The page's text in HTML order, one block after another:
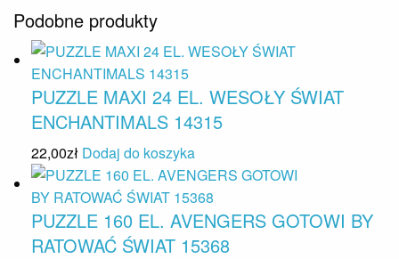
Podobne produkty
PUZZLE MAXI 24 EL. WESOŁY ŚWIAT
ENCHANTIMALS 14315
22,00zł Dodaj do koszyka
PUZZLE 160 EL. AVENGERS GOTOWI BY
RATOWAĆ ŚWIAT 15368